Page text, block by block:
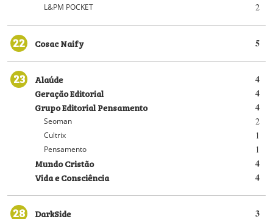
2
L&PM POCKET
22 5
Cosac Naify
23 4
Alaúde
4
Geração Editorial
4
Grupo Editorial Pensamento
2
Seoman
1
Cultrix
1
Pensamento
4
Mundo Cristão
4
Vida e Consciência
28 3
DarkSide